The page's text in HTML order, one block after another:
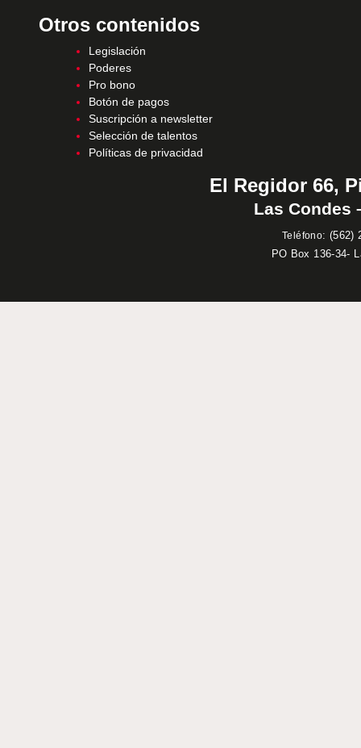
Otros contenidos
Legislación
Poderes
Pro bono
Botón de pagos
Suscripción a newsletter
Selección de talentos
Políticas de privacidad
El Regidor 66,
Las Condes
Teléfono: (562)
PO Box 136-34-